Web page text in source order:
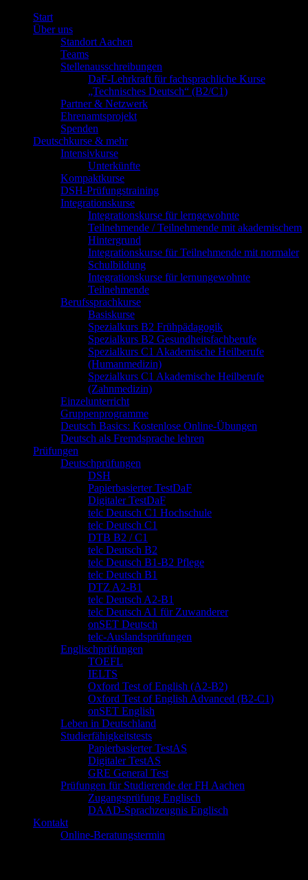
Start
Über uns
Standort Aachen
Teams
Stellenausschreibungen
DaF-Lehrkraft für fachsprachliche Kurse
„Technisches Deutsch“ (B2/C1)
Partner & Netzwerk
Ehrenamtsprojekt
Spenden
Deutschkurse & mehr
Intensivkurse
Unterkünfte
Kompaktkurse
DSH-Prüfungstraining
Integrationskurse
Integrationskurse für lerngewohnte
Teilnehmende / Teilnehmende mit akademischem
Hintergrund
Integrationskurse für Teilnehmende mit normaler
Schulbildung
Integrationskurse für lernungewohnte
Teilnehmende
Berufssprachkurse
Basiskurse
Spezialkurs B2 Frühpädagogik
Spezialkurs B2 Gesundheitsfachberufe
Spezialkurs C1 Akademische Heilberufe
(Humanmedizin)
Spezialkurs C1 Akademische Heilberufe
(Zahnmedizin)
Einzelunterricht
Gruppenprogramme
Deutsch Basics: Kostenlose Online-Übungen
Deutsch als Fremdsprache lehren
Prüfungen
Deutschprüfungen
DSH
Papierbasierter TestDaF
Digitaler TestDaF
telc Deutsch C1 Hochschule
telc Deutsch C1
DTB B2 / C1
telc Deutsch B2
telc Deutsch B1-B2 Pflege
telc Deutsch B1
DTZ A2-B1
telc Deutsch A2-B1
telc Deutsch A1 für Zuwanderer
onSET Deutsch
telc-Auslandsprüfungen
Englischprüfungen
TOEFL
IELTS
Oxford Test of English (A2-B2)
Oxford Test of English Advanced (B2-C1)
onSET English
Leben in Deutschland
Studierfähigkeitstests
Papierbasierter TestAS
Digitaler TestAS
GRE General Test
Prüfungen für Studierende der FH Aachen
Zugangsprüfung Englisch
DAAD-Sprachzeugnis Englisch
Kontakt
Online-Beratungstermin